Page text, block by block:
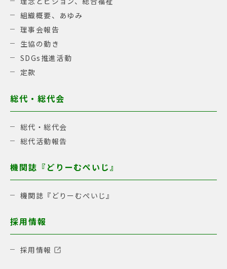
組織概要、あゆみ
理事会報告
生協の動き
SDGs推進活動
定款
総代・総代会
総代・総代会
総代活動報告
機関誌『どりーむぺいじ』
機関誌『どりーむぺいじ』
採用情報
採用情報